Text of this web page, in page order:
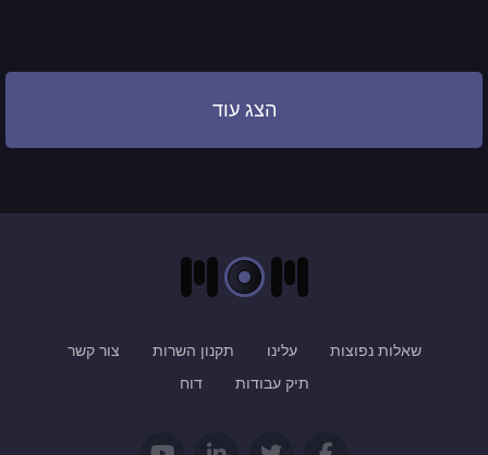
הצג עוד
שאלות נפוצות עלינו תקנון השרות
צור קשר
תיק עבודות
דוח